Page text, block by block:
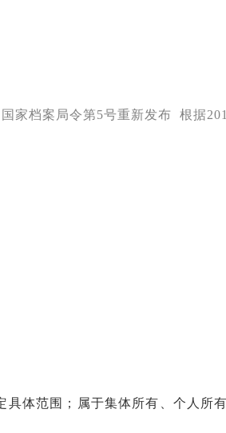
家档案局令第5号重新发布 根据
体范围；属于集体所有、个人所